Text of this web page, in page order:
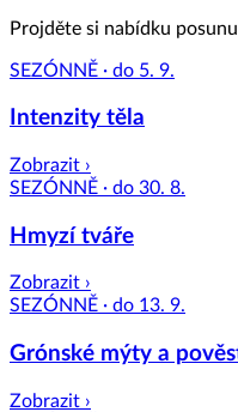
Projděte si nabídku
SEZÓNNĚ · do 5. 9.
Intenzity těla
Zobrazit ›
SEZÓNNĚ · do 30. 8.
Hmyzí tváře
Zobrazit ›
SEZÓNNĚ · do 13. 9.
Grónské mýty a
Zobrazit ›